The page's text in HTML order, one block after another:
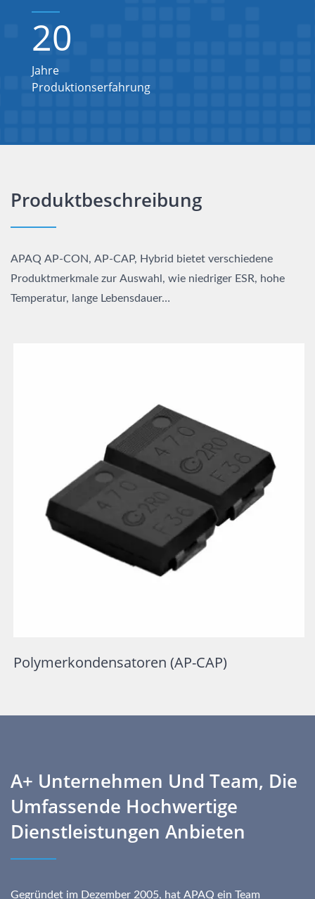
20
Jahre
Produktionserfahrung
Produktbeschreibung
APAQ AP-CON, AP-CAP, Hybrid bietet verschiedene
Produktmerkmale zur Auswahl, wie niedriger ESR, hohe
Temperatur, lange Lebensdauer…
Polymerkondensatoren (AP-CAP)
A+ Unternehmen Und Team, Die
Umfassende Hochwertige
Dienstleistungen Anbieten
Gegründet im Dezember 2005, hat APAQ ein Team